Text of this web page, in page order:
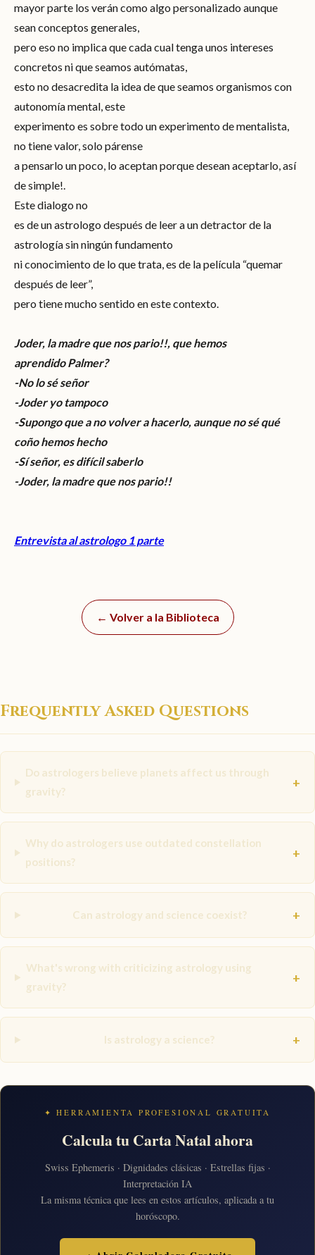
mayor parte los verán como algo personalizado aunque
sean conceptos generales,
pero eso no implica que cada cual tenga unos intereses
concretos ni que seamos autómatas,
esto no desacredita la idea de que seamos organismos con
autonomía mental, este
experimento es sobre todo un experimento de mentalista,
no tiene valor, solo párense
a pensarlo un poco, lo aceptan porque desean aceptarlo, así
de simple!.
Este dialogo no
es de un astrologo después de leer a un detractor de la
astrología sin ningún fundamento
ni conocimiento de lo que trata, es de la película “quemar
después de leer”,
pero tiene mucho sentido en este contexto.
Joder, la madre que nos pario!!, que hemos
aprendido Palmer?
-No lo sé señor
-Joder yo tampoco
-Supongo que a no volver a hacerlo, aunque no sé qué
coño hemos hecho
-Sí señor, es difícil saberlo
-Joder, la madre que nos pario!!
Entrevista al astrologo 1 parte
← Volver a la Biblioteca
Frequently Asked Questions
Do astrologers believe planets affect us through
gravity?
+
Why do astrologers use outdated constellation
positions?
+
Can astrology and science coexist? +
What's wrong with criticizing astrology using
gravity?
+
Is astrology a science? +
✦ HERRAMIENTA PROFESIONAL GRATUITA
Calcula tu Carta Natal ahora
Swiss Ephemeris · Dignidades clásicas · Estrellas fijas ·
Interpretación IA
La misma técnica que lees en estos artículos, aplicada a tu
horóscopo.